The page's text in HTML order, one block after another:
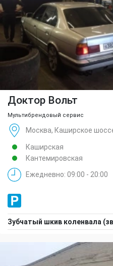
Доктор Вольт
Мультибрендовый сервис
Москва, Каширское
Каширская
Кантемировская
Ежедневно: 09:00 - 20:00
Зубчатый шкив коленвала